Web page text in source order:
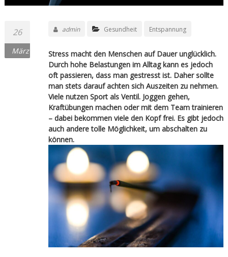
26
März
admin Gesundheit Entspannung
Stress macht den Menschen auf Dauer unglücklich.
Durch hohe Belastungen im Alltag kann es jedoch
oft passieren, dass man gestresst ist. Daher sollte
man stets darauf achten sich Auszeiten zu nehmen.
Viele nutzen Sport als Ventil. Joggen gehen,
Kraftübungen machen oder mit dem Team trainieren
– dabei bekommen viele den Kopf frei. Es gibt jedoch
auch andere tolle Möglichkeit, um abschalten zu
können.